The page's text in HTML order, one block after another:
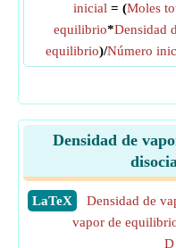
inicial = (Moles
equilibrio*Densidad
equilibrio)/Número
Densidad de
​LaTeX Densidad de
vapor de
D